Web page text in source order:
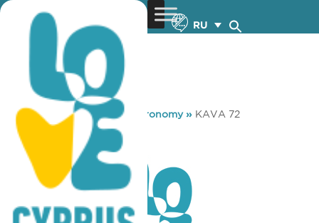
RU
You are here: Home »Gastronomy» KAVA 72
KAVA 72